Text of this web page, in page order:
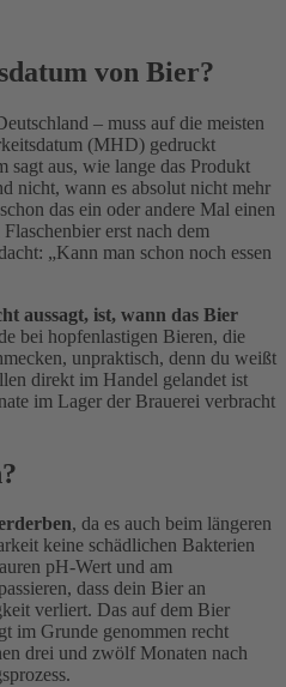
von Bier?
– muss auf die meisten
(MHD) gedruckt
sagt aus, wie lange das Produkt
nicht, wann es absolut nicht mehr
das ein oder andere Mal einen
erst nach dem
„Kann man schon noch essen
aussagt, ist, wann das Bier
bei hopfenlastigen Bieren, die
unpraktisch, denn du weißt
direkt im Handel gelandet ist
im Lager der Brauerei verbracht
, da es auch beim längeren
keine schädlichen Bakterien
pH-Wert und am
dass dein Bier an
verliert. Das auf dem Bier
im Grunde genommen recht
drei und zwölf Monaten nach